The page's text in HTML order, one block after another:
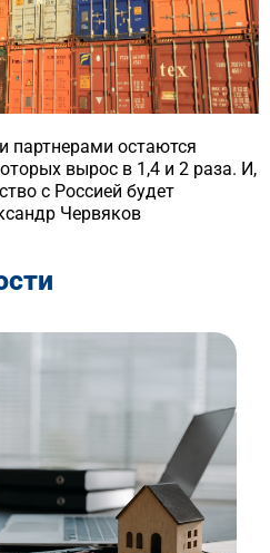
партнерами остаются
вырос в 1,4 и 2 раза. И,
с Россией будет
Червяков